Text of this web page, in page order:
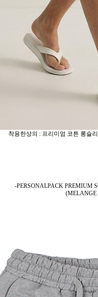
착용한상의 : 프리미엄 코튼 롱슬
-PERSONALPACK PREMIUM
(MELANGE